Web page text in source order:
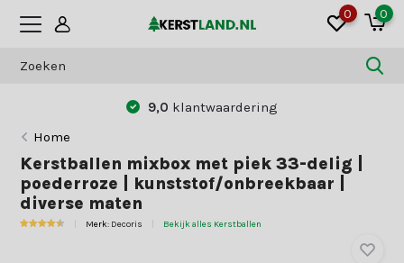
0 0
Home
Kerstballen mixbox met piek 33-delig |
poederroze | kunststof/onbreekbaar |
diverse maten
Merk: Decoris Bekijk alles Kerstballen